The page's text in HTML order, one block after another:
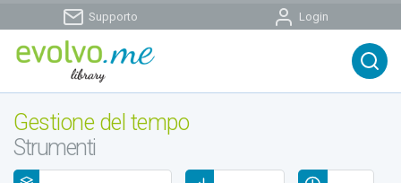
Supporto Login
Gestione del tempo
Strumenti